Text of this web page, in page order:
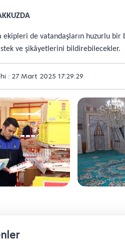
ekipleri de vatandaşların huzurlu
ve şikâyetlerini bildirebilecekler.
: 27 Mart 2025 17:29:29